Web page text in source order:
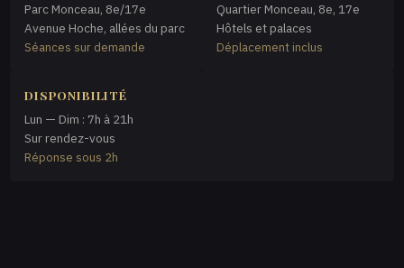
Parc Monceau, 8e/17e
Avenue Hoche, allées du parc
Séances sur demande
Quartier Monceau, 8e, 17e
Hôtels et palaces
Déplacement inclus
DISPONIBILITÉ
Lun — Dim : 7h à 21h
Sur rendez-vous
Réponse sous 2h